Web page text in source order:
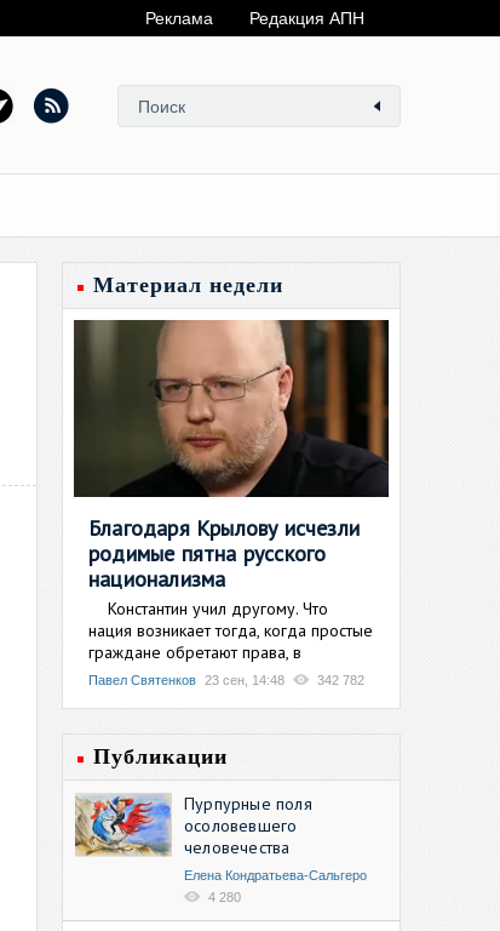
Реклама Редакция АПН
Материал недели
Благодаря Крылову исчезли
родимые пятна русского
национализма
Константин учил другому. Что
нация возникает тогда, когда простые
граждане обретают права, в
Павел Святенков 23 сен, 14:48 342 782
Публикации
Пурпурные поля
осоловевшего
человечества
Елена Кондратьева-Сальгеро
4 280